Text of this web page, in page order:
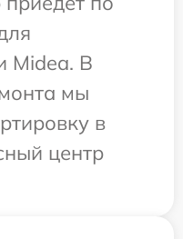
Midea. В
мы
в
центр